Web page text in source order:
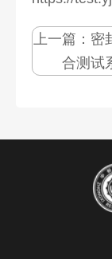
上一篇： 密
合测试